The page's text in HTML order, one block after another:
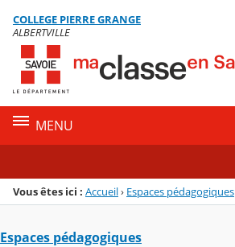
Menu de la rubrique
Contenu
COLLEGE PIERRE GRANGE
ALBERTVILLE
MENU
Vous êtes ici : Accueil› Espaces pédagogiques
Espaces pédagogiques